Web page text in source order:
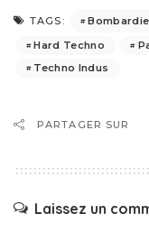
TAGS:
Hard Techno
Techno Indus
PARTAGER SUR
Laissez un